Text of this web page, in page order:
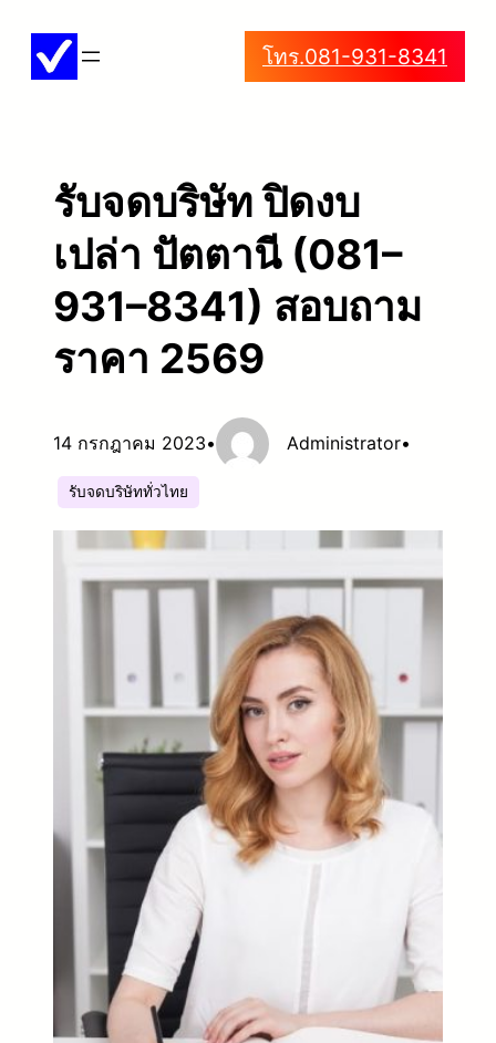
โทร.081-931-8341
รับจดบริษัท ปิดงบ
เปล่า ปัตตานี (081–
931–8341) สอบถาม
ราคา 2569
14 กรกฎาคม 2023• Administrator•
รับจดบริษัททั่วไทย